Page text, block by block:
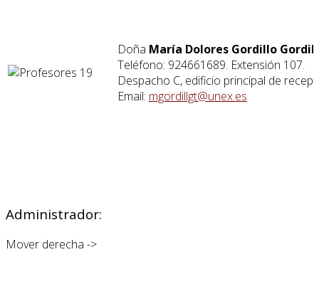
Doña María Dolores Gordillo
Teléfono: 924661689. Extensión 107.
Despacho C, edificio principal de
Email: mgordillgt@unex.es
Administrador:
Mover derecha ->